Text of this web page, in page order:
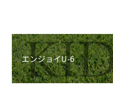
エンジョイU-6